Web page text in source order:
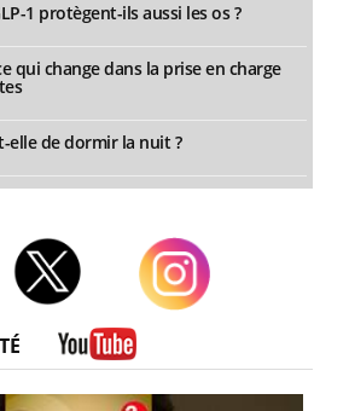
1 protègent-ils aussi les os ?
qui change dans la prise en charge
elle de dormir la nuit ?